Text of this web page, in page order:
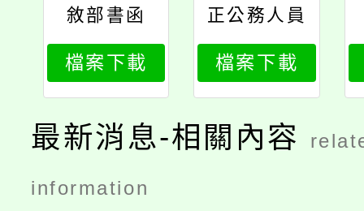
敘部書函
檔案下載
正公務人員
退休資遣撫
卹法條文
檔案下載
最新消息-相關內容
information